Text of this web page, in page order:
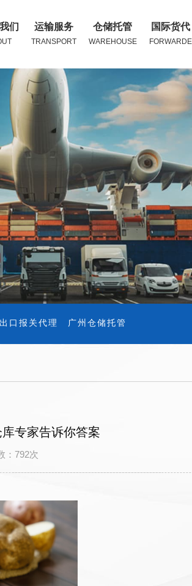
们 运输服务
TRANSPORT
仓储托管
WAREHOUSE
国际货代
FORWARDE
口报关代理 广州仓储托管
专家告诉你答案
792次